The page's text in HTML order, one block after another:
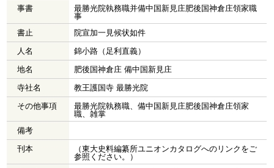
事書
最勝光院執務職并備中国新見庄肥後国神倉庄領家職
事
書止
院宣加一見候状如件
人名
錦小路（足利直義）
地名
肥後国神倉庄 備中国新見庄
寺社名
教王護国寺 最勝光院
その他事項
最勝光院執務職、備中国新見庄肥後国神倉庄領家
職、雑掌
備考
刊本
（東大史料編纂所ユニオンカタログへのリンクをご
参照ください。）